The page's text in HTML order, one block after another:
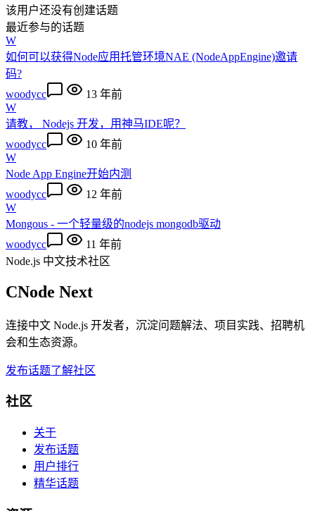
该用户还没有创建话题
最近参与的话题
W
如何可以获得Node应用托管环境NAE (NodeAppEngine)邀请
码?
woodycc
13 年前
W
请教， Nodejs 开发，用神马IDE呢？
woodycc
10 年前
W
Node App Engine开始内测
woodycc
12 年前
W
Mongous - 一个轻量级的nodejs mongodb驱动
woodycc
11 年前
Node.js 中文技术社区
CNode Next
连接中文 Node.js 开发者，沉淀问题解法、项目实践、招聘机
会和生态资源。
发布话题了解社区
社区
关于
发布话题
用户排行
精华话题